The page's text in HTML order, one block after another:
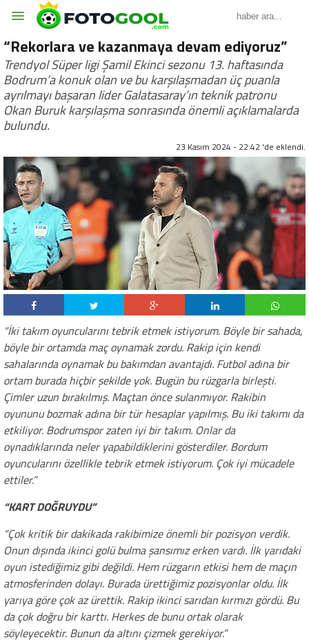
“Rekorlara ve kazanmaya devam ediyoruz”
Trendyol Süper ligi Şamil Ekinci sezonu 13. haftasında
Bodrum’a konuk olan ve bu karşılaşmadan üç puanla
ayrılmayı başaran lider Galatasaray’ın teknik patronu
Okan Buruk karşılaşma sonrasında önemli açıklamalarda
bulundu.
23 Kasım 2024 - 22:42 'de eklendi.
“İki takım oyuncularını tebrik etmek istiyorum. Böyle bir sahada,
böyle bir ortamda maç oynamak zordu. Rakip için kendi
sahalarında oynamak bu bakımdan avantajdı. Futbol adına bir
ortam burada hiçbir şekilde yok. Bugün bu rüzgarla birleşti.
Çimler uzun bırakılmış. Maçtan önce sulanmıyor. Rakibin
oyununu bozmak adına bir tür hesaplar yapılmış. Bu iki takımı da
etkiliyor. Bodrumspor zaten iyi bir takım. Onlar da
oynadıklarında neler yapabildiklerini gösterdiler. Bordum
oyuncularını özellikle tebrik etmek istiyorum. Çok iyi mücadele
ettiler.”
“KART DOĞRUYDU”
“Çok kritik bir dakikada rakibimize önemli bir pozisyon verdik.
Onun dışında ikinci golü bulma şansımız erken vardı. İlk yarıdaki
oyun istediğimiz gibi değildi. Hem rüzgarın etkisi hem de maçın
atmosferinden dolayı. Burada ürettiğimiz pozisyonlar oldu. İlk
yarıya göre çok az ürettik. Rakip ikinci sarıdan kırmızı gördü. Bu
da çok doğru bir karttı. Herkes de bunu ortak olarak
söyleyecektir. Bunun da altını çizmek gerekiyor.”